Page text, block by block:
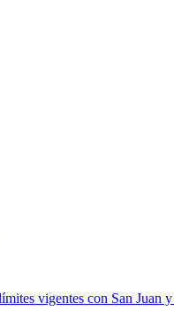
vigentes con San Juan y